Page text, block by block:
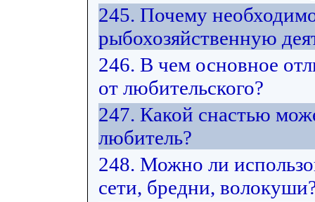
245. Почему
рыбохозяйственную
246. В чем основное
от любительского?
247. Какой снастью
любитель?
248. Можно ли
сети, бредни,